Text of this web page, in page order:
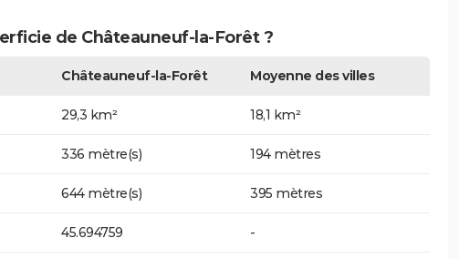
de Châteauneuf-la-Forêt ?
Châteauneuf-la-Forêt Moyenne des villes
29,3 km² 18,1 km²
336 mètre(s) 194 mètres
644 mètre(s) 395 mètres
45.694759 -